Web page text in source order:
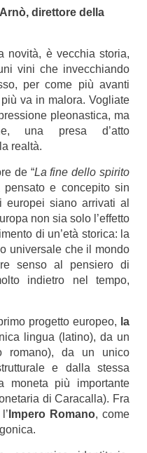
direttore della
novità, è vecchia storia,
vini che invecchiando
per come più avanti
va in malora. Vogliate
pleonastica, ma
una presa d’atto
realtà.
de “La fine dello spirito
e concepito sin
siano arrivati al
non sia solo l’effetto
di un’età storica: la
universale che il mondo
senso al pensiero di
indietro nel tempo,
progetto europeo, la
lingua (latino), da un
romano), da un unico
e dalla stessa
moneta più importante
di Caracalla). Fra
Impero Romano, come